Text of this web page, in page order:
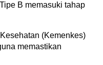
B memasuki tahap
(Kemenkes)
memastikan